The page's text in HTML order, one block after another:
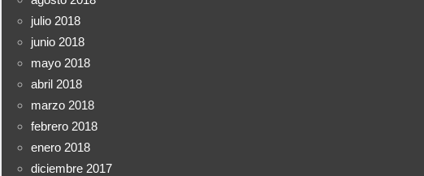
julio 2018
junio 2018
mayo 2018
abril 2018
marzo 2018
febrero 2018
enero 2018
diciembre 2017